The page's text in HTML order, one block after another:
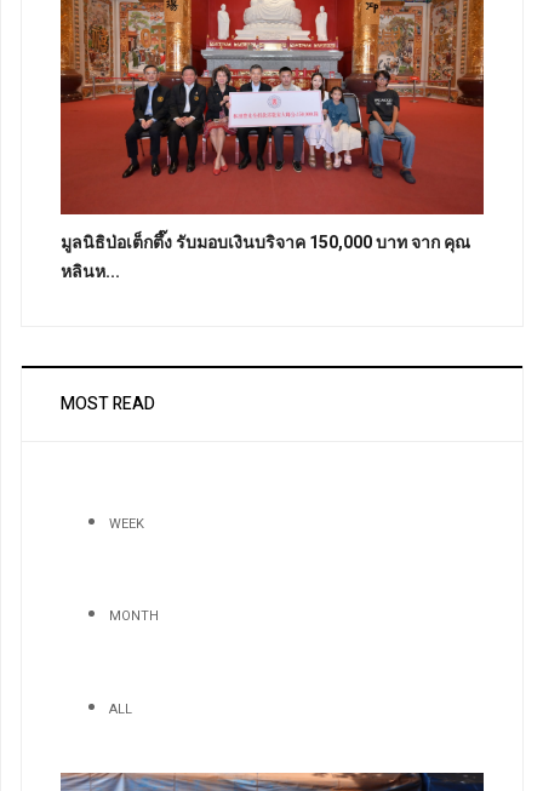
มูลนิธิป่อเต็กตึ๊ง รับมอบเงินบริจาค 150,000 บาท จาก คุณ
หลินห...
MOST READ
WEEK
MONTH
ALL